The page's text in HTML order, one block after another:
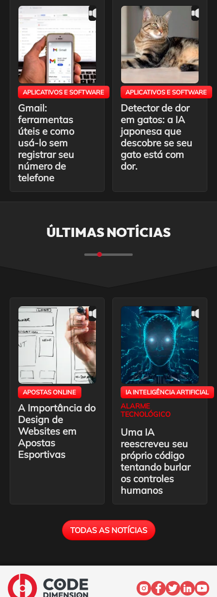
APLICATIVOS E SOFTWARE
Gmail:
ferramentas
úteis e como
usá-lo sem
registrar seu
número de
telefone
APLICATIVOS E SOFTWARE
Detector de dor
em gatos: a IA
japonesa que
descobre se seu
gato está com
dor.
ÚLTIMAS NOTÍCIAS
APOSTAS ONLINE
A Importância do
Design de
Websites em
Apostas
Esportivas
IA INTELIGÊNCIA ARTIFICIAL
ALARME
TECNOLÓGICO
Uma IA
reescreveu seu
próprio código
tentando burlar
os controles
humanos
TODAS AS NOTÍCIAS